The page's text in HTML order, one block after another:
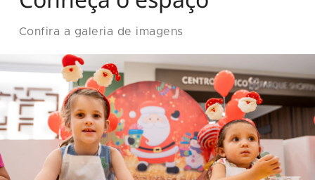
Confira a galeria de imagens